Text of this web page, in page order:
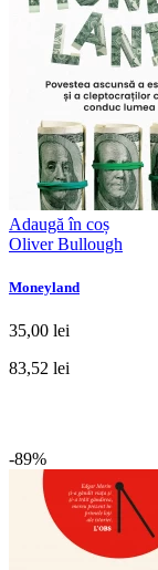
Adaugă în coș
Oliver Bullough
Moneyland
35,00 lei
83,52 lei
-89%